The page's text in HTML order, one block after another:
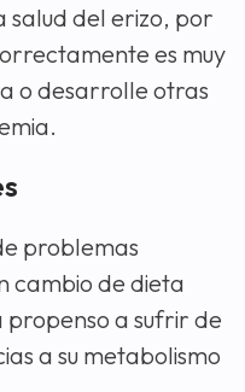
del erizo, por
es muy
o desarrolle otras
problemas
cambio de dieta
a sufrir de
a su metabolismo